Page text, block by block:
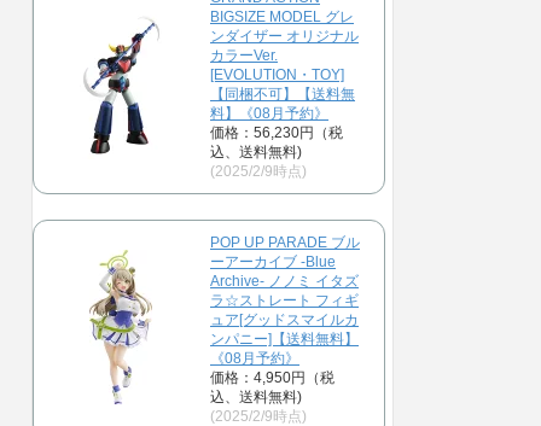
BIGSIZE MODEL グレ
ンダイザー オリジナル
カラーVer.
[EVOLUTION・TOY]
【同梱不可】【送料無
料】《08月予約》
価格：56,230円（税
込、送料無料)
(2025/2/9時点)
POP UP PARADE ブル
ーアーカイブ -Blue
Archive- ノノミ イタズ
ラ☆ストレート フィギ
ュア[グッドスマイルカ
ンパニー]【送料無料】
《08月予約》
価格：4,950円（税
込、送料無料)
(2025/2/9時点)